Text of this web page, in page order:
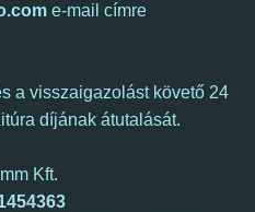
e-mail címre
a visszaigazolást követő 24
díjának átutalását.
Kft.